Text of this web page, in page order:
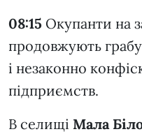
08:15 Окупанти на
продовжують
і незаконно
підприємств.
В селищі Мала